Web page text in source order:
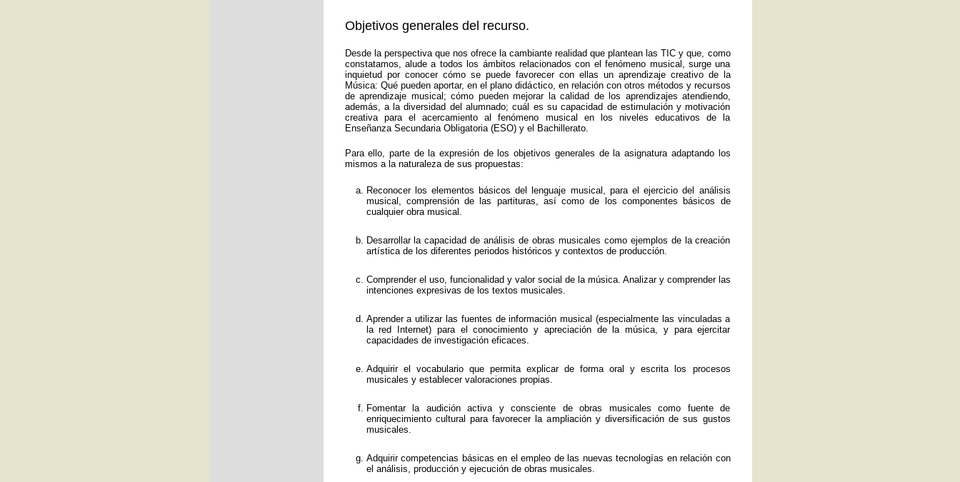
Objetivos generales del recurso.
Desde la perspectiva que nos ofrece la cambiante realidad que plantean las TIC y que, como
constatamos, alude a todos los ámbitos relacionados con el fenómeno musical, surge una
inquietud por conocer cómo se puede favorecer con ellas un aprendizaje creativo de la
Música: Qué pueden aportar, en el plano didáctico, en relación con otros métodos y recursos
de aprendizaje musical; cómo pueden mejorar la calidad de los aprendizajes atendiendo,
además, a la diversidad del alumnado; cuál es su capacidad de estimulación y motivación
creativa para el acercamiento al fenómeno musical en los niveles educativos de la
Enseñanza Secundaria Obligatoria (ESO) y el Bachillerato.
Para ello, parte de la expresión de los objetivos generales de la asignatura adaptando los
mismos a la naturaleza de sus propuestas:
Reconocer los elementos básicos del lenguaje musical, para el ejercicio del análisis
musical, comprensión de las partituras, así como de los componentes básicos de
cualquier obra musical.
Desarrollar la capacidad de análisis de obras musicales como ejemplos de la creación
artística de los diferentes periodos históricos y contextos de producción.
Comprender el uso, funcionalidad y valor social de la música. Analizar y comprender las
intenciones expresivas de los textos musicales.
Aprender a utilizar las fuentes de información musical (especialmente las vinculadas a
la red Internet) para el conocimiento y apreciación de la música, y para ejercitar
capacidades de investigación eficaces.
Adquirir el vocabulario que permita explicar de forma oral y escrita los procesos
musicales y establecer valoraciones propias.
Fomentar la audición activa y consciente de obras musicales como fuente de
enriquecimiento cultural para favorecer la ampliación y diversificación de sus gustos
musicales.
Adquirir competencias básicas en el empleo de las nuevas tecnologías en relación con
el análisis, producción y ejecución de obras musicales.